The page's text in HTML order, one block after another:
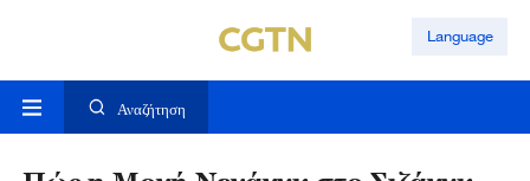
Language
Αναζήτηση